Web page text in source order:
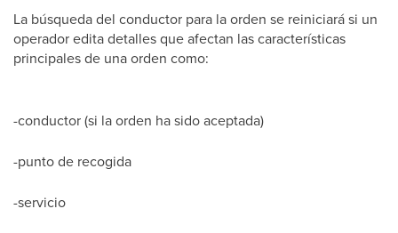
La búsqueda del conductor para la orden se reiniciará si un
operador edita detalles que afectan las características
principales de una orden como:
-conductor (si la orden ha sido aceptada)
-punto de recogida
-servicio